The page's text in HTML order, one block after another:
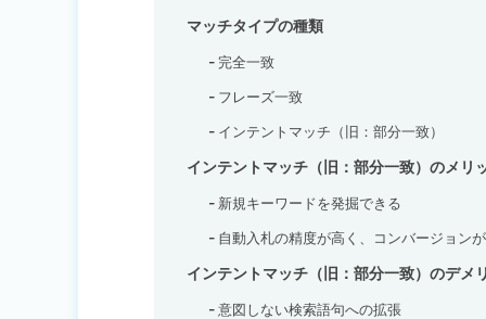
マッチタイプの種類
完全一致
フレーズ一致
インテントマッチ（旧：部分一致）
インテントマッチ（旧：部分一致）のメリ
新規キーワードを発掘できる
自動入札の精度が高く、コンバージョン
インテントマッチ（旧：部分一致）のデメ
意図しない検索語句への拡張